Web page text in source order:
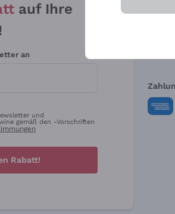
auf Ihre
an
und
gemäß den -Vorschriften
Rabatt!